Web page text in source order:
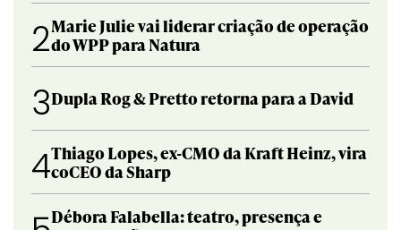
2Marie Julie vai liderar criação de operação
do WPP para Natura
3Dupla Rog & Pretto retorna para a David
4Thiago Lopes, ex-CMO da Kraft Heinz, vira
coCEO da Sharp
Débora Falabella: teatro, presença e